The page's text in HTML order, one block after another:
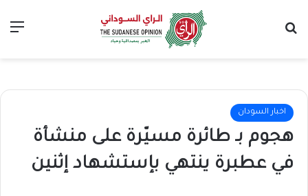
اخبار السودان
هجوم بـ طائرة مسيّرة على منشأة
في عطبرة ينتهي بإستشهاد إثنين